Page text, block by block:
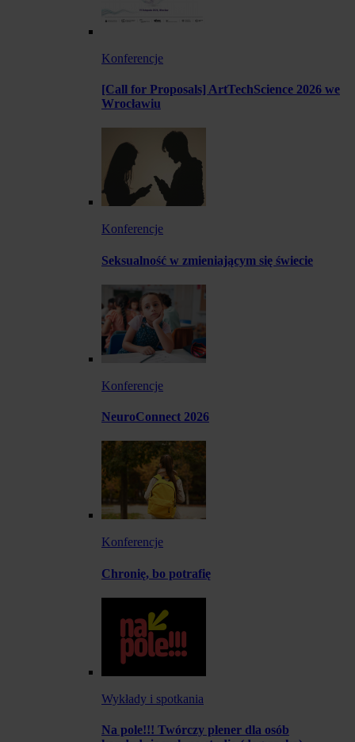
Konferencje
[Call for Proposals] ArtTechScience 2026 we
Wrocławiu
Konferencje
Seksualność w zmieniającym się świecie
Konferencje
NeuroConnect 2026
Konferencje
Chronię, bo potrafię
Wykłady i spotkania
Na pole!!! Twórczy plener dla osób